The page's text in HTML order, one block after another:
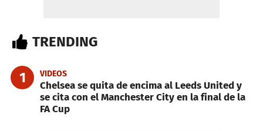
TRENDING
1 VIDEOS
Chelsea se quita de encima al Leeds United y
se cita con el Manchester City en la final de la
FA Cup